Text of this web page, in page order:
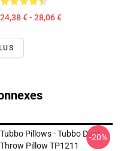
24,38 € - 28,06 €
Tubbo Pillows - Tubbo Duck
Throw Pillow TP1211
-20%